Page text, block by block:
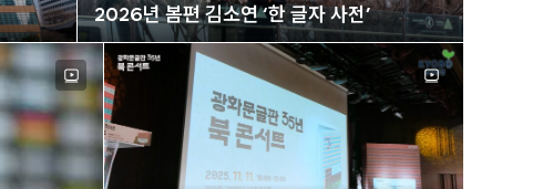
2026년 봄편 김소연 ‘한 글자 사전’